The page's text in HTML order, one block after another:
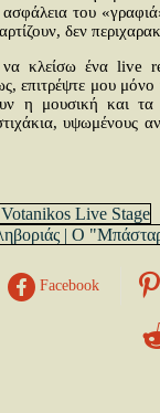
του
δεν
κλείσω ένα live
επιτρέψτε μου
η μουσική και τα
υψωμένους
Live Stage
| Ο
Facebook